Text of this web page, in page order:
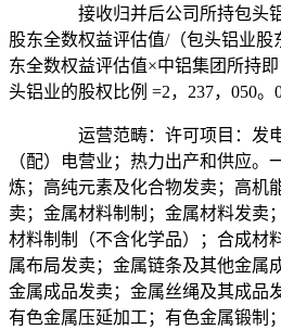
接收归并后公司所持包头
股东全数权益评估值/（包头铝业
东全数权益评估值×中铝集团所持
头铝业的股权比例 =2，237，050。
运营范畴：许可项目：发
（配）电营业；热力出产和供应。
炼；高纯元素及化合物发卖；高机
卖；金属材料制制；金属材料发卖
材料制制（不含化学品）；合成材
属布局发卖；金属链条及其他金属
金属成品发卖；金属丝绳及其成品
有色金属压延加工；有色金属锻制